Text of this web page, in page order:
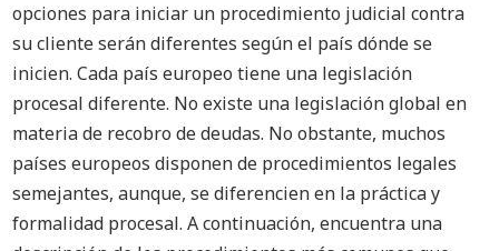
opciones para iniciar un procedimiento judicial contra
su cliente serán diferentes según el país dónde se
inicien. Cada país europeo tiene una legislación
procesal diferente. No existe una legislación global en
materia de recobro de deudas. No obstante, muchos
países europeos disponen de procedimientos legales
semejantes, aunque, se diferencien en la práctica y
formalidad procesal. A continuación, encuentra una